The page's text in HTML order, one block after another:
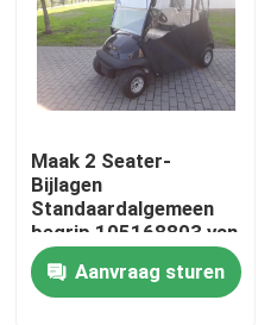
Ongeveer ons
Fabrieksreis
Kwaliteitscontrole
Contact de V.S.
Maak 2 Seater-
Bijlagen
Standaardalgemeen
begrip 105168803 van
de Clubauto
waterdicht
Aanvraag sturen